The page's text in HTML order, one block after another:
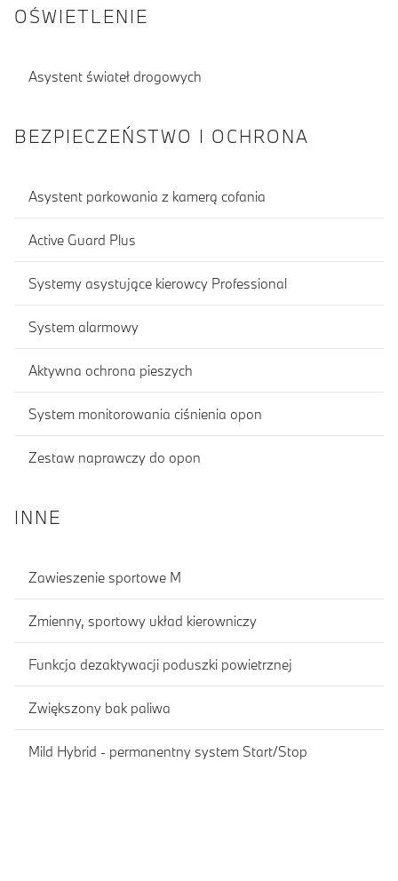
OŚWIETLENIE
Asystent świateł drogowych
BEZPIECZEŃSTWO I OCHRONA
Asystent parkowania z kamerą cofania
Active Guard Plus
Systemy asystujące kierowcy Professional
System alarmowy
Aktywna ochrona pieszych
System monitorowania ciśnienia opon
Zestaw naprawczy do opon
INNE
Zawieszenie sportowe M
Zmienny, sportowy układ kierowniczy
Funkcja dezaktywacji poduszki powietrznej
Zwiększony bak paliwa
Mild Hybrid - permanentny system Start/Stop